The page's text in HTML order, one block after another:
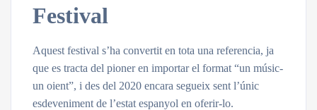
Festival
Aquest festival s’ha convertit en tota una referencia, ja
que es tracta del pioner en importar el format “un músic-
un oient”, i des del 2020 encara segueix sent l’únic
esdeveniment de l’estat espanyol en oferir-lo.